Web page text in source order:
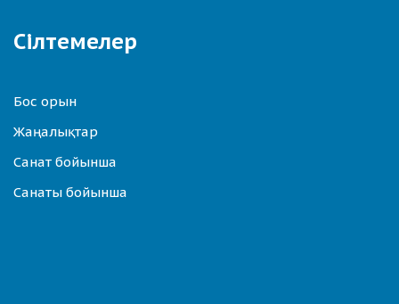
Сілтемелер
Бос орын
Жаңалықтар
Санат бойынша
Санаты бойынша